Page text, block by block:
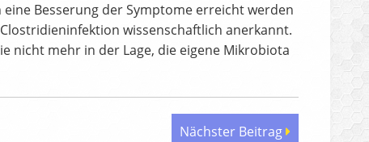
Besserung der Symptome erreicht werden
wissenschaftlich anerkannt.
nicht mehr in der Lage, die eigene Mikrobiota
Nächster Beitrag